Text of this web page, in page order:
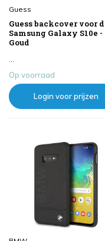
Guess
Guess backcover voor
Samsung Galaxy S10e -
Goud
...
Op voorraad
Login voor prijzen